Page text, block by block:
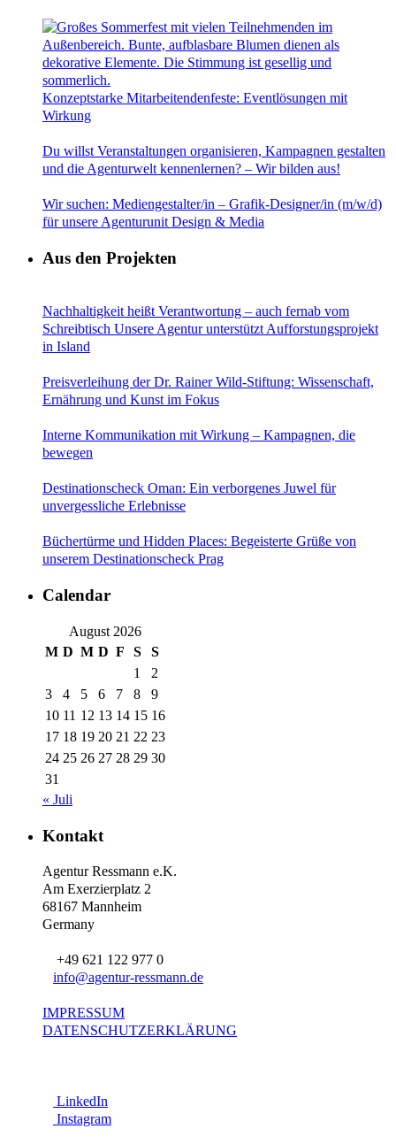
Konzeptstarke Mitarbeitendenfeste: Eventlösungen mit
Wirkung
Du willst Veranstaltungen organisieren, Kampagnen gestalten
und die Agenturwelt kennenlernen? – Wir bilden aus!
Wir suchen: Mediengestalter/in – Grafik-Designer/in (m/w/d)
für unsere Agenturunit Design & Media
Aus den Projekten
Nachhaltigkeit heißt Verantwortung – auch fernab vom
Schreibtisch Unsere Agentur unterstützt Aufforstungsprojekt
in Island
Preisverleihung der Dr. Rainer Wild-Stiftung: Wissenschaft,
Ernährung und Kunst im Fokus
Interne Kommunikation mit Wirkung – Kampagnen, die
bewegen
Destinationscheck Oman: Ein verborgenes Juwel für
unvergessliche Erlebnisse
Büchertürme und Hidden Places: Begeisterte Grüße von
unserem Destinationscheck Prag
Calendar
August 2026
M D M D F S
S
1
2
3
4 5 6 7 8
9
10 11 12 13 14 15 16
17 18 19 20 21 22 23
24 25 26 27 28 29 30
31
« Juli
Kontakt
Agentur Ressmann e.K.
Am Exerzierplatz 2
68167 Mannheim
Germany
+49 621 122 977 0
info@agentur-ressmann.de
IMPRESSUM
DATENSCHUTZERKLÄRUNG
LinkedIn
Instagram